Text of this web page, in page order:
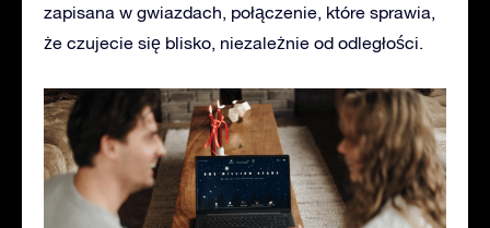
zapisana w gwiazdach, połączenie, które sprawia,
że czujecie się blisko, niezależnie od odległości.